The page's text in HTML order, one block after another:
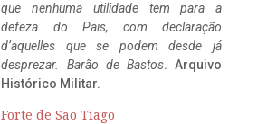
que nenhuma utilidade tem para a
defeza do Pais, com declaração
d’aquelles que se podem desde já
desprezar. Barão de Bastos. Arquivo
Histórico Militar.
Forte de São Tiago